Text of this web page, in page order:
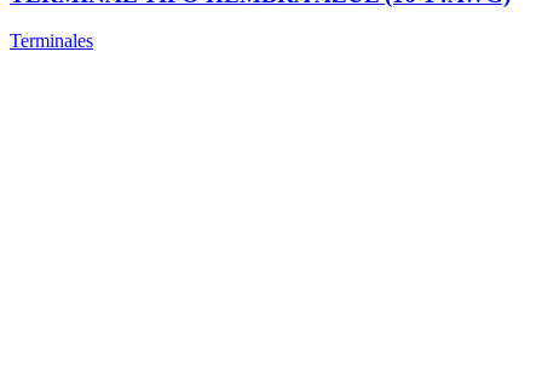
Terminales